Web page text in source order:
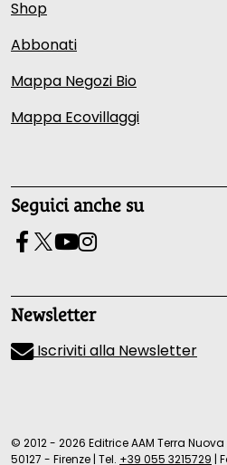
Shop
Abbonati
Mappa Negozi Bio
Mappa Ecovillaggi
Seguici anche su
Newsletter
Iscriviti alla Newsletter
© 2012 - 2026 Editrice AAM Terra Nuova
50127 - Firenze | Tel. +39 055 3215729 |